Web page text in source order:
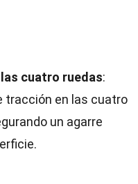
cuatro ruedas:
tracción en las cuatro
un agarre